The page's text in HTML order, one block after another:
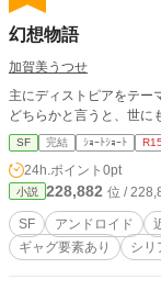
幻想物語
加賀美うつせ
主にディストピアをテー
どちらかと言うと、世に
SF 完結 ｼｮｰﾄｼｮｰﾄ R15
24h.ポイント 0pt
小説 228,882 位 /
SF アンドロイド
ギャグ要素あり
シリ